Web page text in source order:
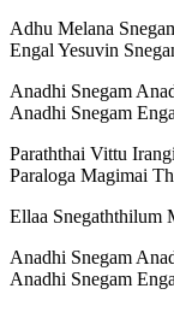
Adhu Melana
Engal Yesuvin
Anadhi Snegam
Anadhi Snegam
Paraththai Vittu
Paraloga Magimai
Ellaa Snegaththilum
Anadhi Snegam
Anadhi Snegam